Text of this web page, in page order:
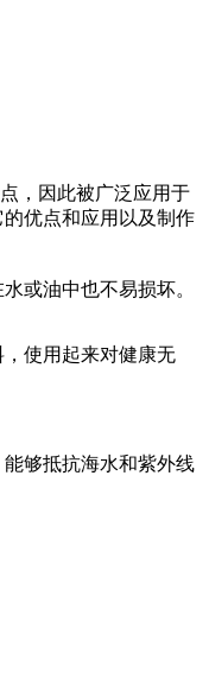
，因此被广泛应用于
优点和应用以及制作
或油中也不易损坏。
使用起来对健康无
够抵抗海水和紫外线